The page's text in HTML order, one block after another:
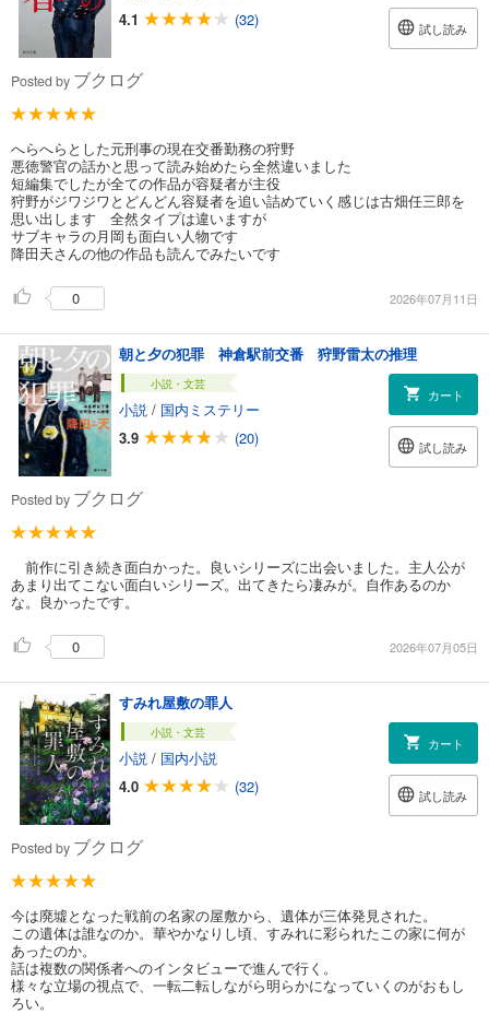
4.1
(32) 試し読み
Posted by ブクログ
へらへらとした元刑事の現在交番勤務の狩野
悪徳警官の話かと思って読み始めたら全然違いました
短編集でしたが全ての作品が容疑者が主役
狩野がジワジワとどんどん容疑者を追い詰めていく感じは古畑任三郎を
思い出します 全然タイプは違いますが
サブキャラの月岡も面白い人物です
降田天さんの他の作品も読んでみたいです
0 2026年07月11日
朝と夕の犯罪 神倉駅前交番 狩野雷太の推理
小説・文芸
小説 / 国内ミステリー
3.9
(20)
カート
試し読み
Posted by ブクログ
前作に引き続き面白かった。良いシリーズに出会いました。主人公が
あまり出てこない面白いシリーズ。出てきたら凄みが。自作あるのか
な。良かったです。
0 2026年07月05日
すみれ屋敷の罪人
小説・文芸
小説 / 国内小説
4.0
(32)
カート
試し読み
Posted by ブクログ
今は廃墟となった戦前の名家の屋敷から、遺体が三体発見された。
この遺体は誰なのか。華やかなりし頃、すみれに彩られたこの家に何が
あったのか。
話は複数の関係者へのインタビューで進んで行く。
様々な立場の視点で、一転二転しながら明らかになっていくのがおもし
ろい。